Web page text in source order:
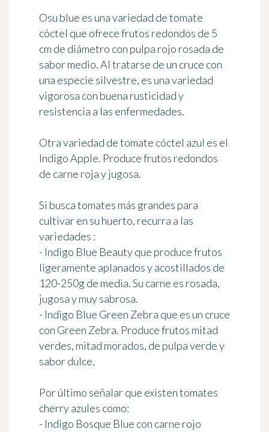
Osu blue es una variedad de tomate
cóctel que ofrece frutos redondos de 5
cm de diámetro con pulpa rojo rosada de
sabor medio. Al tratarse de un cruce con
una especie silvestre, es una variedad
vigorosa con buena rusticidad y
resistencia a las enfermedades.
Otra variedad de tomate cóctel azul es el
Indigo Apple. Produce frutos redondos
de carne roja y jugosa.
Si busca tomates más grandes para
cultivar en su huerto, recurra a las
variedades :
- Indigo Blue Beautyque produce frutos
ligeramente aplanados y acostillados de
120-250g de media. Su carne es rosada,
jugosa y muy sabrosa.
- Indigo Blue Green Zebra que es un cruce
con Green Zebra. Produce frutos mitad
verdes, mitad morados, de pulpa verde y
sabor dulce.
Por último señalar que existentomates
cherry azules como:
- Indigo Bosque Blue con carne rojo